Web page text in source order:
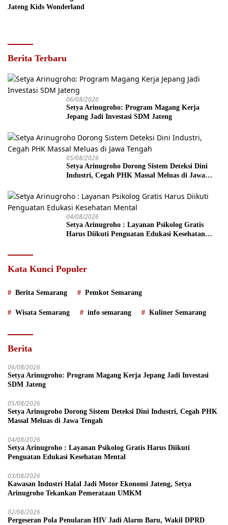
Jateng Kids Wonderland
Berita Terbaru
06/08/2026
Setya Arinugroho: Program Magang Kerja
Jepang Jadi Investasi SDM Jateng
05/08/2026
Setya Arinugroho Dorong Sistem Deteksi Dini
Industri, Cegah PHK Massal Meluas di Jawa
04/08/2026
Setya Arinugroho : Layanan Psikolog Gratis
Harus Diikuti Penguatan Edukasi Kesehatan
Kata Kunci Populer
Berita Semarang Pemkot Semarang
Wisata Semarang info semarang Kuliner Semarang
Berita
06/08/2026
Setya Arinugroho: Program Magang Kerja Jepang Jadi Investasi
SDM Jateng
05/08/2026
Setya Arinugroho Dorong Sistem Deteksi Dini Industri, Cegah PHK
Massal Meluas di Jawa Tengah
04/08/2026
Setya Arinugroho : Layanan Psikolog Gratis Harus Diikuti
Penguatan Edukasi Kesehatan Mental
03/08/2026
Kawasan Industri Halal Jadi Motor Ekonomi Jateng, Setya
Arinugroho Tekankan Pemerataan UMKM
02/08/2026
Pergeseran Pola Penularan HIV Jadi Alarm Baru, Wakil DPRD